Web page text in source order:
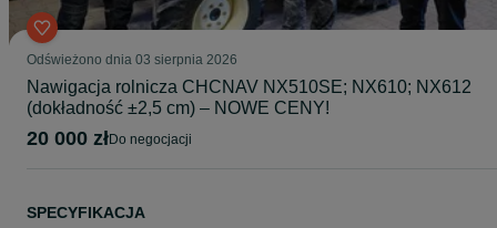
Odświeżono dnia 03 sierpnia 2026
Nawigacja rolnicza CHCNAV NX510SE; NX610; NX612
(dokładność ±2,5 cm) – NOWE CENY!
20 000 zł do negocjacji
SPECYFIKACJA